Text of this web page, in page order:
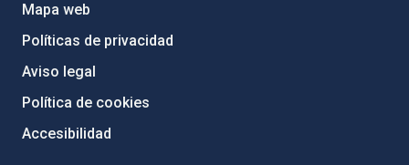
Mapa web
Políticas de privacidad
Aviso legal
Política de cookies
Accesibilidad